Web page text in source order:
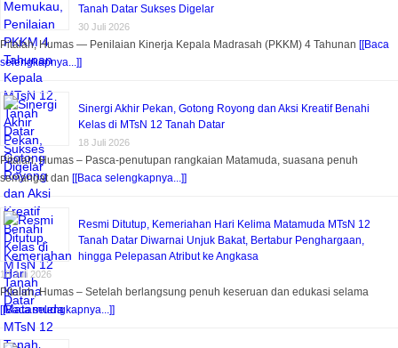
Tanah Datar Sukses Digelar
30 Juli 2026
Pitalah, Humas — Penilaian Kinerja Kepala Madrasah (PKKM) 4 Tahunan [[Baca
selengkapnya...]]
Sinergi Akhir Pekan, Gotong Royong dan Aksi Kreatif Benahi
Kelas di MTsN 12 Tanah Datar
18 Juli 2026
Pitalah, Humas – Pasca-penutupan rangkaian Matamuda, suasana penuh
semangat dan [[Baca selengkapnya...]]
Resmi Ditutup, Kemeriahan Hari Kelima Matamuda MTsN 12
Tanah Datar Diwarnai Unjuk Bakat, Bertabur Penghargaan,
hingga Pelepasan Atribut ke Angkasa
18 Juli 2026
Pitalah, Humas – Setelah berlangsung penuh keseruan dan edukasi selama
[[Baca selengkapnya...]]